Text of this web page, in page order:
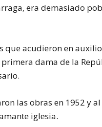
era demasiado
que acudieron en
dama de la
las obras en 1952 y
iglesia.